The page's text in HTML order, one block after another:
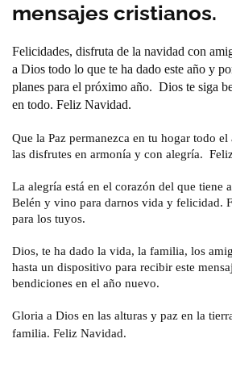
mensajes cristianos.
Felicidades, disfruta de la navidad con
a Dios todo lo que te ha dado este año y
planes para el próximo año. Dios te siga
en todo. Feliz Navidad.
Que la Paz permanezca en tu hogar todo el
las disfrutes en armonía y con alegría.
La alegría está en el corazón del que tiene
Belén y vino para darnos vida y felicidad.
para los tuyos.
Dios, te ha dado la vida, la familia, los
hasta un dispositivo para recibir este
bendiciones en el año nuevo.
Gloria a Dios en las alturas y paz en la
familia. Feliz Navidad.